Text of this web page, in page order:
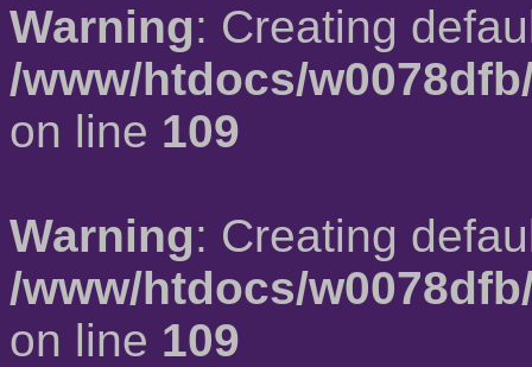
Warning: Creating
/www/htdocs/
on line 109
Warning: Creating
/www/htdocs/
on line 109